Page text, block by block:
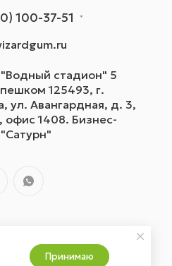
100-37-51
стадион" 5
125493, г.
ул. Авангардная, д. 3,
офис 1408. Бизнес-
Принимаю